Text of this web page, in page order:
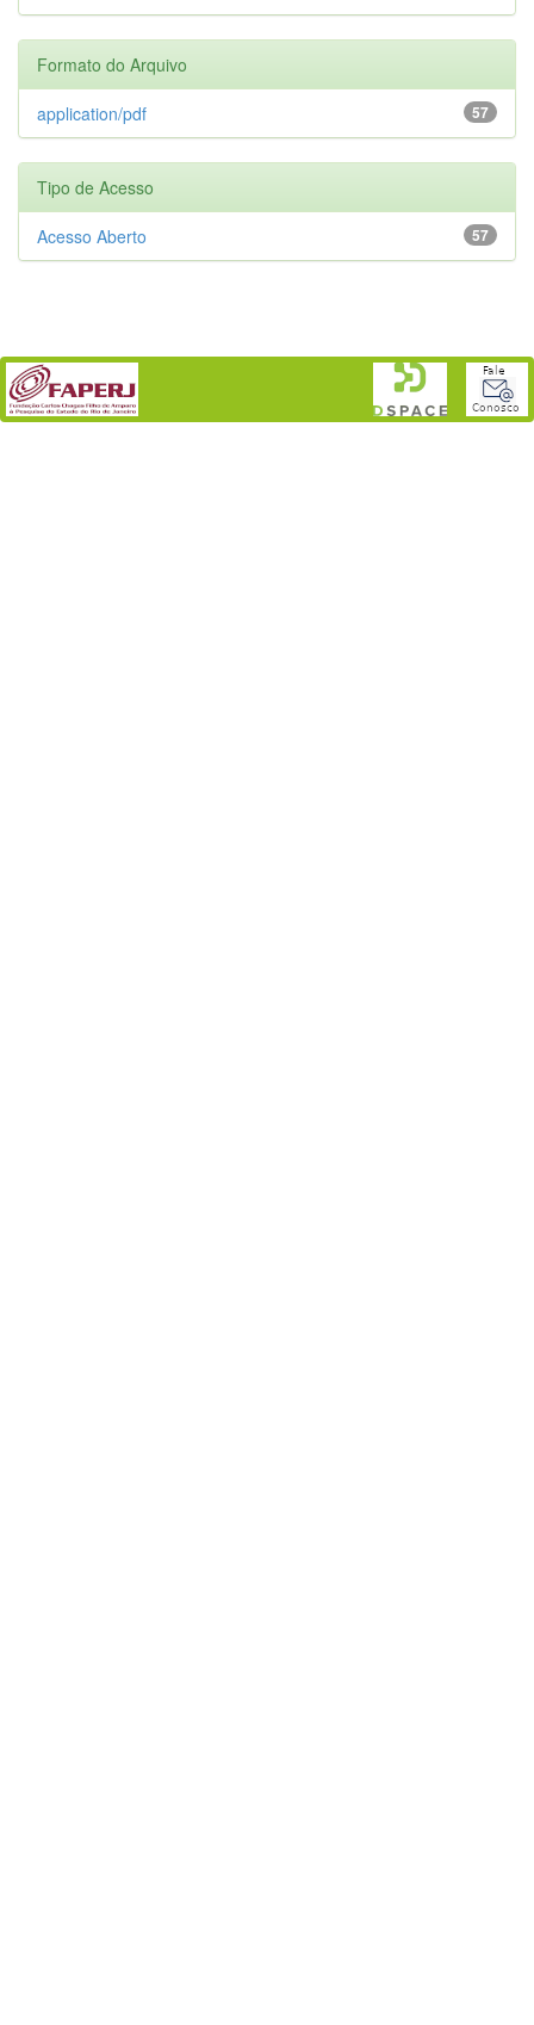
Formato do Arquivo
57
application/pdf
Tipo de Acesso
57
Acesso Aberto